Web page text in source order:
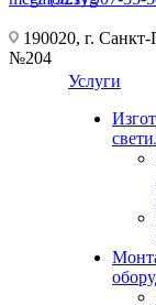
190020, г.
№204
Услуги